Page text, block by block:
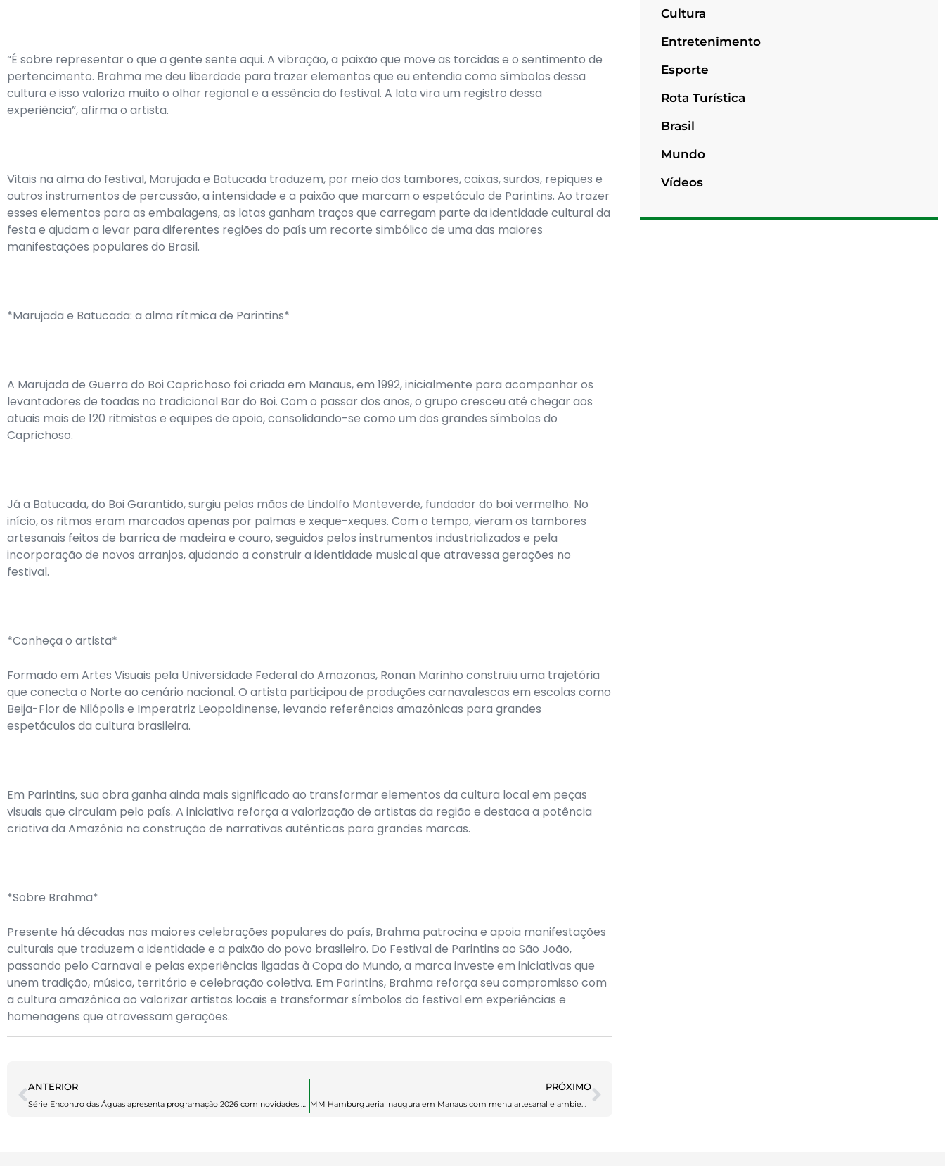
“É sobre representar o que a gente sente aqui. A vibração, a paixão que move as torcidas e o sentimento de
pertencimento. Brahma me deu liberdade para trazer elementos que eu entendia como símbolos dessa
cultura e isso valoriza muito o olhar regional e a essência do festival. A lata vira um registro dessa
experiência”, afirma o artista.
Vitais na alma do festival, Marujada e Batucada traduzem, por meio dos tambores, caixas, surdos, repiques e
outros instrumentos de percussão, a intensidade e a paixão que marcam o espetáculo de Parintins. Ao trazer
esses elementos para as embalagens, as latas ganham traços que carregam parte da identidade cultural da
festa e ajudam a levar para diferentes regiões do país um recorte simbólico de uma das maiores
manifestações populares do Brasil.
*Marujada e Batucada: a alma rítmica de Parintins*
A Marujada de Guerra do Boi Caprichoso foi criada em Manaus, em 1992, inicialmente para acompanhar os
levantadores de toadas no tradicional Bar do Boi. Com o passar dos anos, o grupo cresceu até chegar aos
atuais mais de 120 ritmistas e equipes de apoio, consolidando-se como um dos grandes símbolos do
Caprichoso.
Já a Batucada, do Boi Garantido, surgiu pelas mãos de Lindolfo Monteverde, fundador do boi vermelho. No
início, os ritmos eram marcados apenas por palmas e xeque-xeques. Com o tempo, vieram os tambores
artesanais feitos de barrica de madeira e couro, seguidos pelos instrumentos industrializados e pela
incorporação de novos arranjos, ajudando a construir a identidade musical que atravessa gerações no
festival.
*Conheça o artista*
Formado em Artes Visuais pela Universidade Federal do Amazonas, Ronan Marinho construiu uma trajetória
que conecta o Norte ao cenário nacional. O artista participou de produções carnavalescas em escolas como
Beija-Flor de Nilópolis e Imperatriz Leopoldinense, levando referências amazônicas para grandes
espetáculos da cultura brasileira.
Em Parintins, sua obra ganha ainda mais significado ao transformar elementos da cultura local em peças
visuais que circulam pelo país. A iniciativa reforça a valorização de artistas da região e destaca a potência
criativa da Amazônia na construção de narrativas autênticas para grandes marcas.
*Sobre Brahma*
Presente há décadas nas maiores celebrações populares do país, Brahma patrocina e apoia manifestações
culturais que traduzem a identidade e a paixão do povo brasileiro. Do Festival de Parintins ao São João,
passando pelo Carnaval e pelas experiências ligadas à Copa do Mundo, a marca investe em iniciativas que
unem tradição, música, território e celebração coletiva. Em Parintins, Brahma reforça seu compromisso com
a cultura amazônica ao valorizar artistas locais e transformar símbolos do festival em experiências e
homenagens que atravessam gerações.
ANTERIOR
Série Encontro das Águas apresenta programação 2026 com novidades e sete espetáculos inéditos
PRÓXIMO
MM Hamburgueria inaugura em Manaus com menu artesanal e ambiente inspirado nas clássicas lanchonetes
Cultura
Entretenimento
Esporte
Rota Turística
Brasil
Mundo
Vídeos